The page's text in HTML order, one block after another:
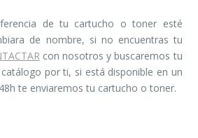
de tu cartucho o toner esté
de nombre, si no encuentras tu
con nosotros y buscaremos tu
por ti, si está disponible en un
te enviaremos tu cartucho o toner.